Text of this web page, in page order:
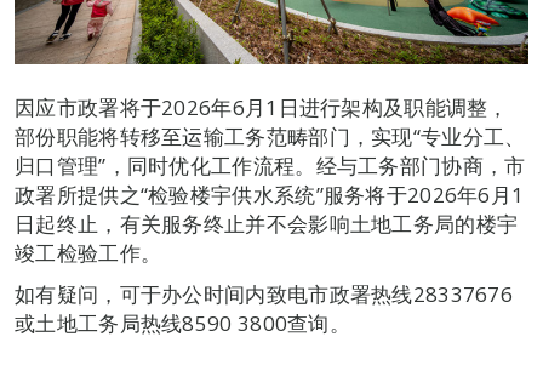
因应市政署将于2026年6月1日进行架构及职能调整，
部份职能将转移至运输工务范畴部门，实现“专业分工、
归口管理”，同时优化工作流程。经与工务部门协商，市
政署所提供之“检验楼宇供水系统”服务将于2026年6月1
日起终止，有关服务终止并不会影响土地工务局的楼宇
竣工检验工作。
如有疑问，可于办公时间内致电市政署热线28337676
或土地工务局热线8590 3800查询。